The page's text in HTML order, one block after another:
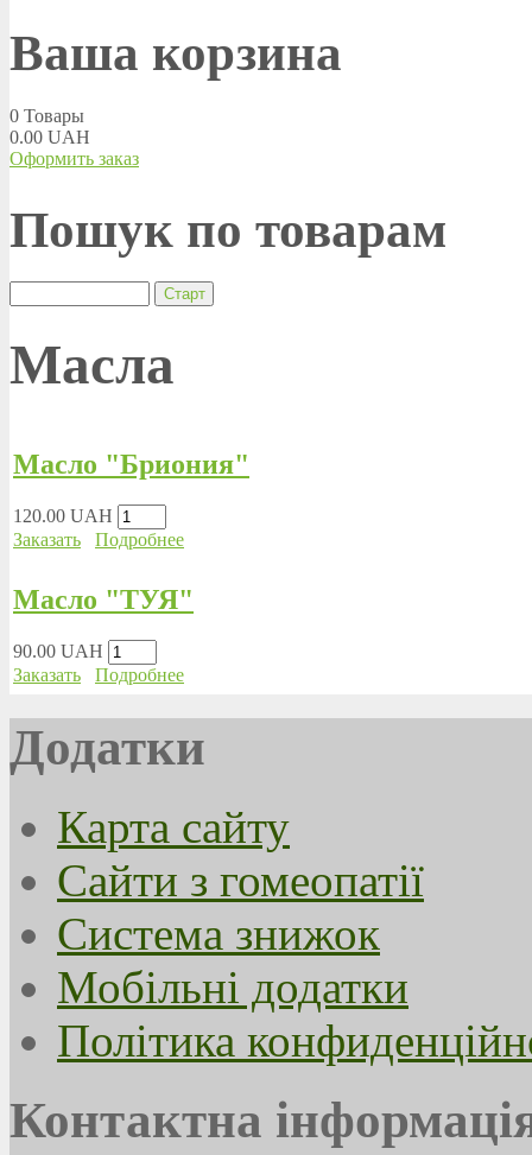
Ваша корзина
0 Товары
0.00 UAH
Оформить заказ
Пошук по товарам
Масла
Масло "Бриония"
120.00 UAH
Заказать
Подробнее
Масло "ТУЯ"
90.00 UAH
Заказать
Подробнее
Додатки
Карта сайту
Сайти з гомеопатії
Система знижок
Мобільні додатки
Політика
Контактна